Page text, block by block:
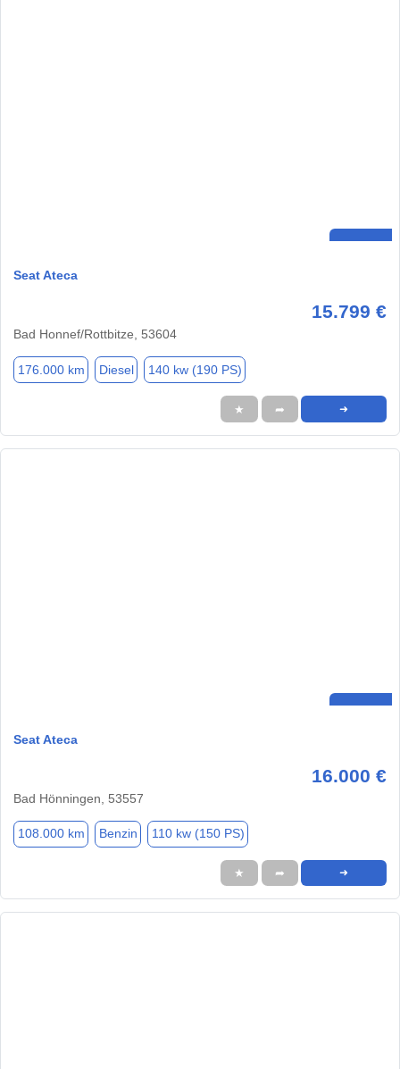
Seat Ateca
15.799 €
Bad Honnef/Rottbitze, 53604
176.000 km Diesel 140 kw (190 PS)
★ ➦ ➜
Seat Ateca
16.000 €
Bad Hönningen, 53557
108.000 km Benzin 110 kw (150 PS)
★ ➦ ➜